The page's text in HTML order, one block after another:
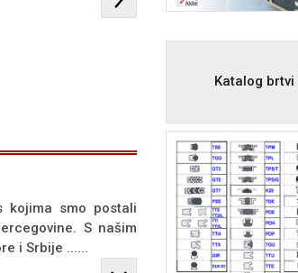
kojima smo postali
S našim
i Srbije ......
Katalog brtvi